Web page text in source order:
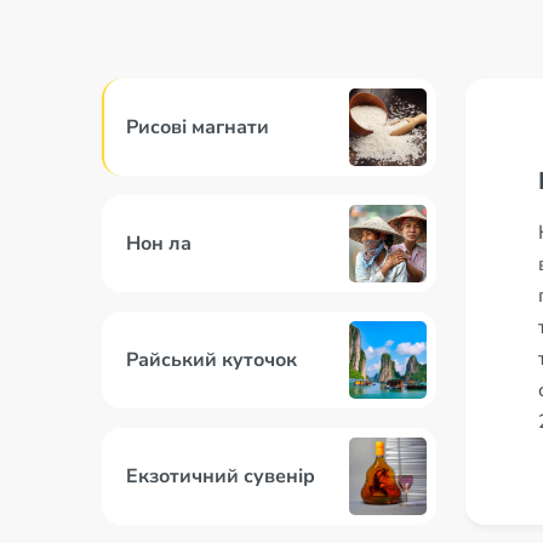
Рисові магнати
Нон ла
Райський куточок
Екзотичний сувенір